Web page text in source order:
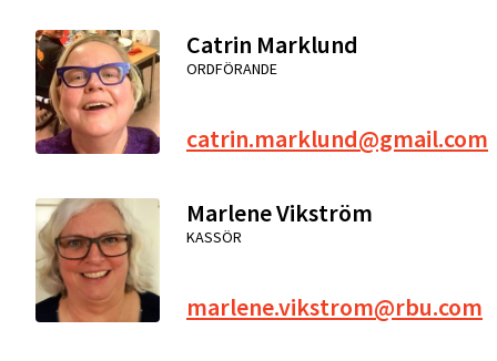
Catrin Marklund
ORDFÖRANDE
catrin.marklund@gmail.com
Marlene Vikström
KASSÖR
marlene.vikstrom@rbu.com